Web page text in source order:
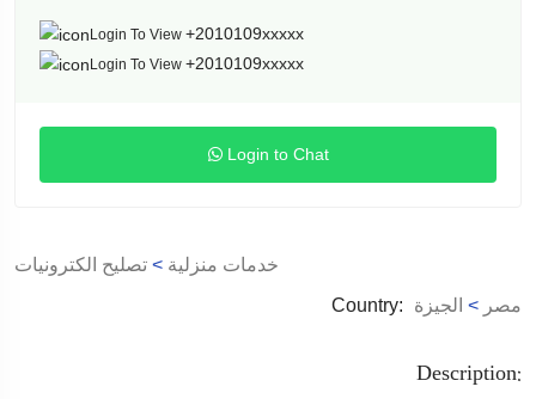
Login To View +2010109xxxxx
Login To View +2010109xxxxx
Login to Chat
خدمات منزلية > تصليح الكترونيات
Country:
مصر > الجيزة
Description: